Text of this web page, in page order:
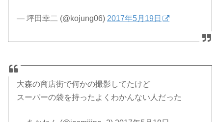
— 坪田幸二 (@kojung06) 2017年5月19日
大森の商店街で何かの撮影してたけど
スーパーの袋を持ったよくわかんない人だった